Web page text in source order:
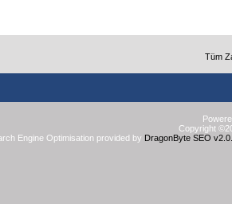
Tüm
Copyright
Engine Optimisation provided by DragonByte SEO